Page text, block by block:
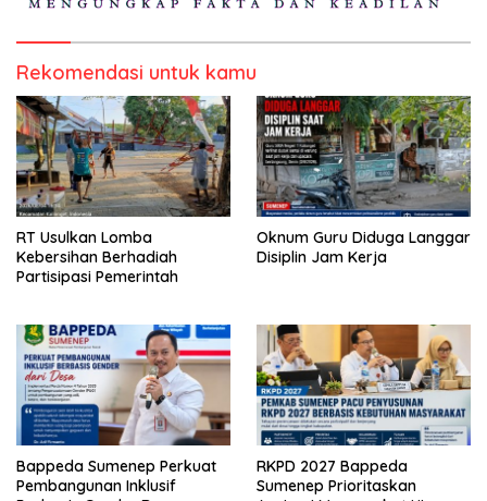
Rekomendasi untuk kamu
RT Usulkan Lomba
Kebersihan Berhadiah
Partisipasi Pemerintah
Oknum Guru Diduga Langgar
Disiplin Jam Kerja
Bappeda Sumenep Perkuat
Pembangunan Inklusif
RKPD 2027 Bappeda
Sumenep Prioritaskan